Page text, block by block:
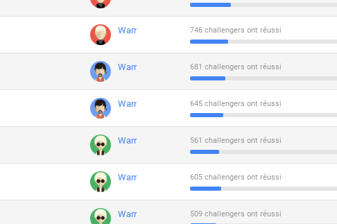
Warr 746 challengers ont réussi
Warr 681 challengers ont réussi
Warr 645 challengers ont réussi
Warr 561 challengers ont réussi
Warr 605 challengers ont réussi
Warr 509 challengers ont réussi